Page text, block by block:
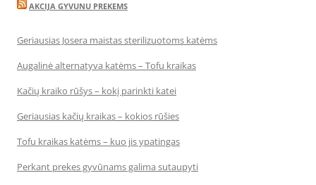
AKCIJA GYVUNU PREKEMS
Geriausias Josera maistas sterilizuotoms katėms
Augalinė alternatyva katėms – Tofu kraikas
Kačių kraiko rūšys – kokį parinkti katei
Geriausias kačių kraikas – kokios rūšies
Tofu kraikas katėms – kuo jis ypatingas
Perkant prekes gyvūnams galima sutaupyti